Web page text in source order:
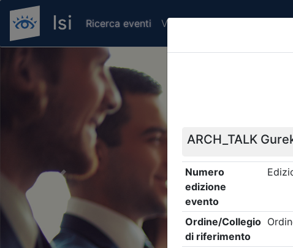
Ricerca eventi Verifica attestato di presenza
Previous